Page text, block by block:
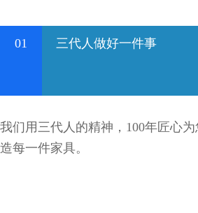
01 三代人做好一件事
我们用三代人的精神，100年匠心
造每一件家具。